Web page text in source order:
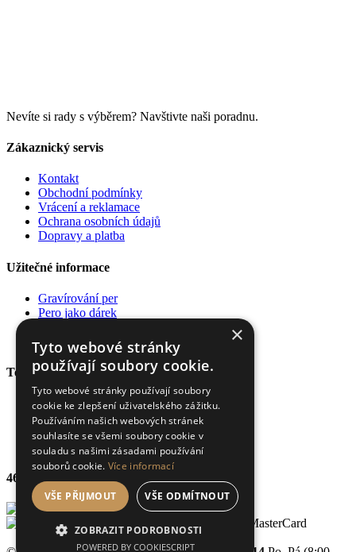
Nevíte si rady s výběrem? Navštivte naši poradnu.
Zákaznický servis
Kontakt
Obchodní podmínky
Vrácení a reklamace
Ochrana osobních údajů
Dopravy a platba
Užitečné informace
Gravírování per
Pero jako dárek
Pro firmy
Top kategorie
Plnící pera
Kuličková pera
Rollery
Diáře a zápisníky
469 výdejních míst
×
Tyto webové stránky
používají soubory cookie.
Tyto webové stránky používají soubory
cookie ke zlepšení uživatelského zážitku.
Používáním našich webových stránek
souhlasíte se všemi soubory cookie v
souladu s našimi zásadami používání
souborů cookie. Více informací
VŠE PŘIJMOUT VŠE ODMÍTNOUT
ZOBRAZIT PODROBNOSTI
POWERED BY COOKIESCRIPT